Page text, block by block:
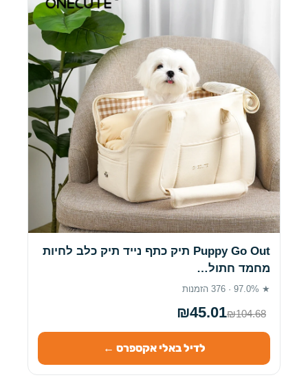
Puppy Go Out תיק כתף נייד תיק כלב לחיות
מחמד חתול…
★ 97.0% · 376 הזמנות
₪45.01₪104.68
לדיל באלי אקספרס ←